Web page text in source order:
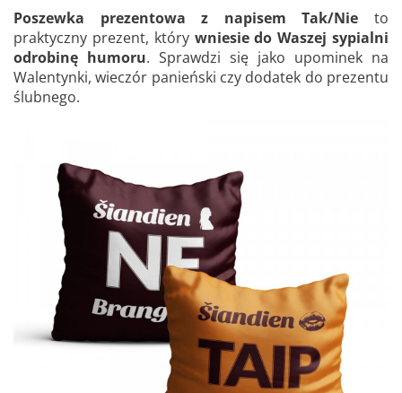
Poszewka prezentowa z napisem Tak/Nie to
praktyczny prezent, który wniesie do Waszej sypialni
odrobinę humoru. Sprawdzi się jako upominek na
Walentynki, wieczór panieński czy dodatek do prezentu
ślubnego.